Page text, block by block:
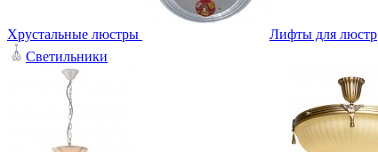
Хрустальные люстры
Лифты для люстр
Светильники